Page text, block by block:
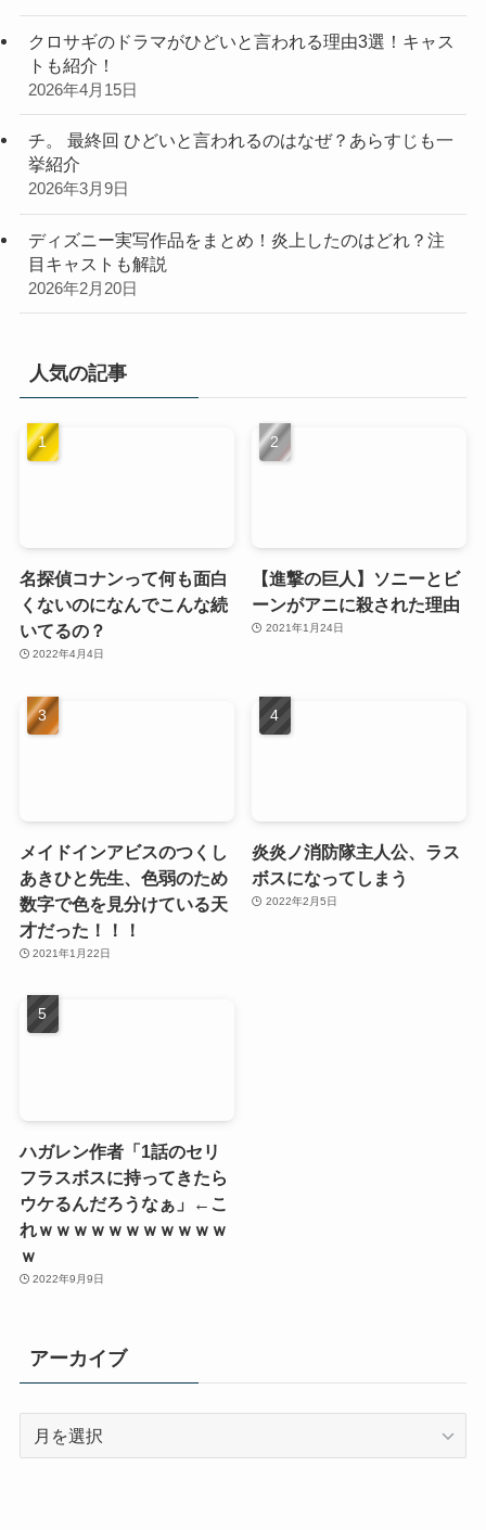
クロサギのドラマがひどいと言われる理由3選！キャス
トも紹介！
2026年4月15日
チ。 最終回 ひどいと言われるのはなぜ？あらすじも一
挙紹介
2026年3月9日
ディズニー実写作品をまとめ！炎上したのはどれ？注
目キャストも解説
2026年2月20日
人気の記事
名探偵コナンって何も面白
くないのになんでこんな続
いてるの？
2022年4月4日
【進撃の巨人】ソニーとビ
ーンがアニに殺された理由
2021年1月24日
メイドインアビスのつくし
あきひと先生、色弱のため
数字で色を見分けている天
才だった！！！
2021年1月22日
炎炎ノ消防隊主人公、ラス
ボスになってしまう
2022年2月5日
ハガレン作者「1話のセリ
フラスボスに持ってきたら
ウケるんだろうなぁ」←こ
れｗｗｗｗｗｗｗｗｗｗｗ
ｗ
2022年9月9日
アーカイブ